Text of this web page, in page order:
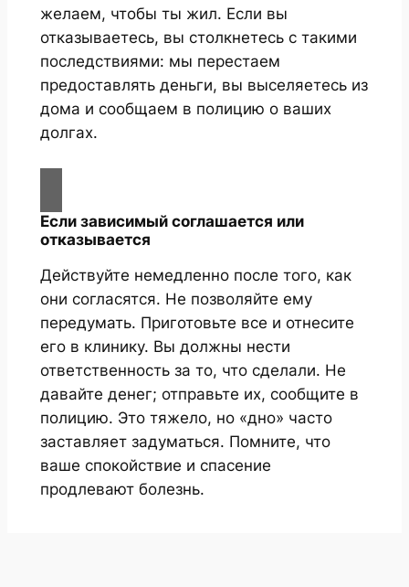
желаем, чтобы ты жил. Если вы
отказываетесь, вы столкнетесь с такими
последствиями: мы перестаем
предоставлять деньги, вы выселяетесь из
дома и сообщаем в полицию о ваших
долгах.
Если зависимый соглашается или
отказывается
Действуйте немедленно после того, как
они согласятся. Не позволяйте ему
передумать. Приготовьте все и отнесите
его в клинику. Вы должны нести
ответственность за то, что сделали. Не
давайте денег; отправьте их, сообщите в
полицию. Это тяжело, но «дно» часто
заставляет задуматься. Помните, что
ваше спокойствие и спасение
продлевают болезнь.